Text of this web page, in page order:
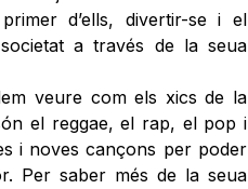
d’ells, divertir-se i el
a través de la seua
veure com els xics de la
el reggae, el rap, el pop i
i noves cançons per poder
Per saber més de la seua